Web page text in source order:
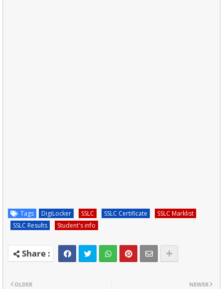
Tags DigiLocker SSLC SSLC Certificate
SSLC Marklist
SSLC Results
Student's info
NEWER
OLDER